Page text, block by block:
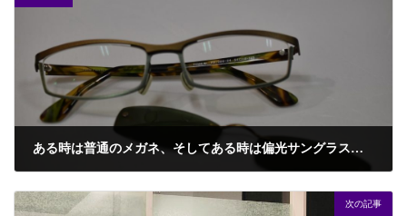
ある時は普通のメガネ、そしてある時は偏光サングラス。そんな魔法があるんです！
次の記事